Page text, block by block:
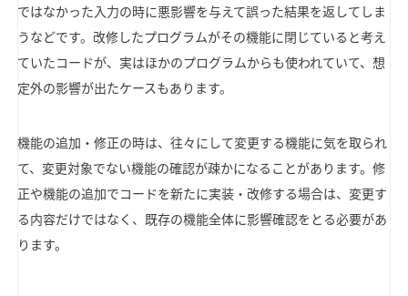
ではなかった入力の時に悪影響を与えて誤った結果を返してしま
うなどです。改修したプログラムがその機能に閉じていると考え
ていたコードが、実はほかのプログラムからも使われていて、想
定外の影響が出たケースもあります。
機能の追加・修正の時は、往々にして変更する機能に気を取られ
て、変更対象でない機能の確認が疎かになることがあります。修
正や機能の追加でコードを新たに実装・改修する場合は、変更す
る内容だけではなく、既存の機能全体に影響確認をとる必要があ
ります。